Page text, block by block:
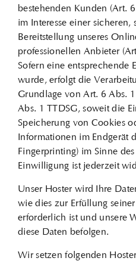
bestehenden Kunden (Art.
im Interesse einer
Bereitstellung unseres
professionellen Anbieter
Sofern eine entsprechende
wurde, erfolgt die
Grundlage von Art. 6 Abs.
Abs. 1 TTDSG, soweit die
Speicherung von Cookies
Informationen im Endgerät
Fingerprinting) im Sinne
Einwilligung ist jederzeit
Unser Hoster wird Ihre
wie dies zur Erfüllung
erforderlich ist und unsere
diese Daten befolgen.
Wir setzen folgenden